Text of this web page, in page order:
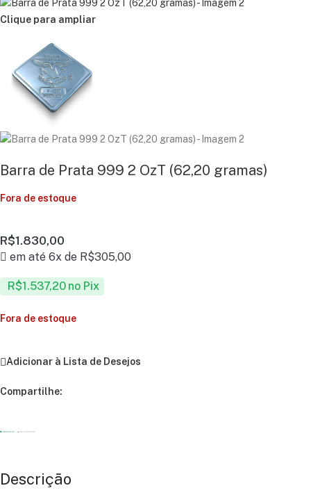
Clique para ampliar
Barra de Prata 999 2 OzT (62,20 gramas)
Fora de estoque
R$1.830,00
em até 6x de R$305,00
R$1.537,20 no Pix
Fora de estoque
Adicionar à Lista de Desejos
Compartilhe:
Descrição